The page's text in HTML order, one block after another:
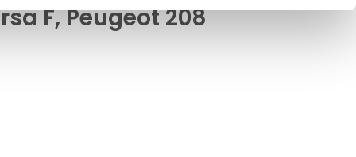
F, Peugeot 208